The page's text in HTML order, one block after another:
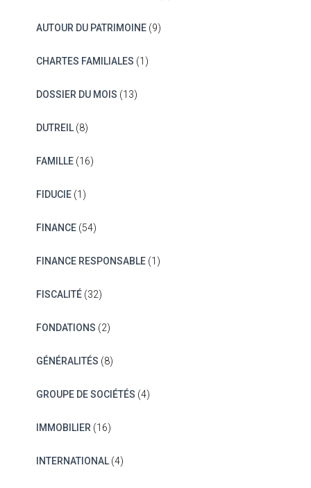
AUTOUR DU PATRIMOINE(9)
CHARTES FAMILIALES (1)
DOSSIER DU MOIS (13)
DUTREIL(8)
FAMILLE(16)
FIDUCIE(1)
FINANCE(54)
FINANCE RESPONSABLE(1)
FISCALITÉ(32)
FONDATIONS (2)
GÉNÉRALITÉS (8)
GROUPE DE SOCIÉTÉS (4)
IMMOBILIER (16)
INTERNATIONAL(4)